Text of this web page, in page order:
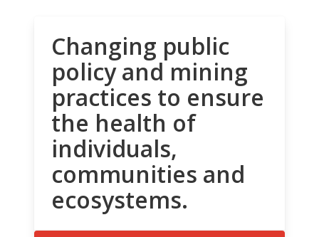
Changing public
policy and mining
practices to ensure
the health of
individuals,
communities and
ecosystems.